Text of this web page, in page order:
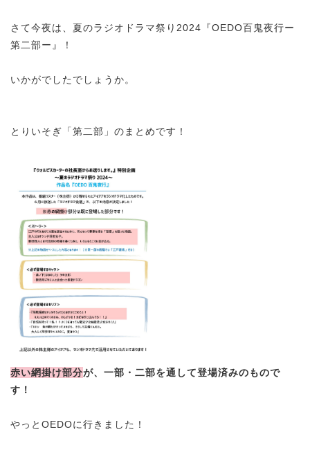
さて今夜は、夏のラジオドラマ祭り2024『OEDO百鬼夜行ー
第二部ー』！
いかがでしたでしょうか。
とりいそぎ「第二部」のまとめです！
赤い網掛け部分が、一部・二部を通して登場済みのもので
す！
やっとOEDOに行きました！